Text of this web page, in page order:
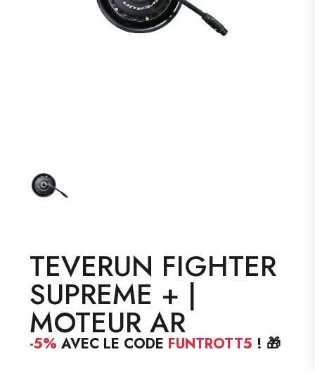
TEVERUN FIGHTER
SUPREME + |
MOTEUR AR
-5% AVEC LE CODE FUNTROTT5 ! 🎁